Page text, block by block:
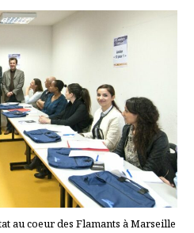
au coeur des Flamants à Marseille